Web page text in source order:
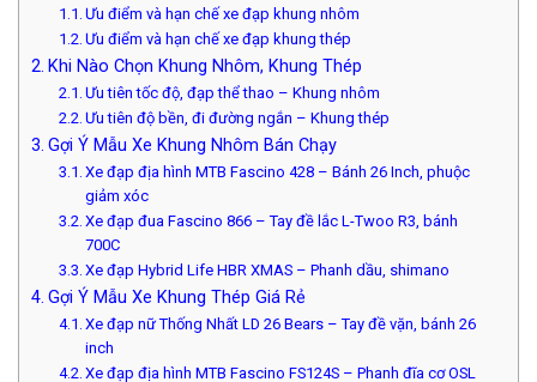
Ưu điểm và hạn chế xe đạp khung nhôm
Ưu điểm và hạn chế xe đạp khung thép
Khi Nào Chọn Khung Nhôm, Khung Thép
Ưu tiên tốc độ, đạp thể thao – Khung nhôm
Ưu tiên độ bền, đi đường ngắn – Khung thép
Gợi Ý Mẫu Xe Khung Nhôm Bán Chạy
Xe đạp địa hình MTB Fascino 428 – Bánh 26 Inch, phuộc
giảm xóc
Xe đạp đua Fascino 866 – Tay đề lắc L-Twoo R3, bánh
700C
Xe đạp Hybrid Life HBR XMAS – Phanh dầu, shimano
Gợi Ý Mẫu Xe Khung Thép Giá Rẻ
Xe đạp nữ Thống Nhất LD 26 Bears – Tay đề vặn, bánh 26
inch
Xe đạp địa hình MTB Fascino FS124S – Phanh đĩa cơ OSL